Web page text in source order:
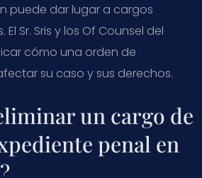
puede dar lugar a cargos
Sr. Sris y los Of Counsel del
cómo una orden de
su caso y sus derechos.
un cargo de
penal en